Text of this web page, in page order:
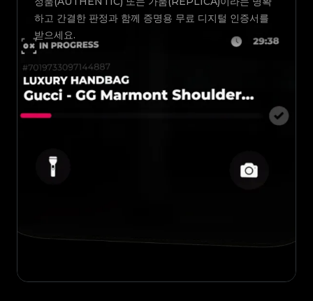
하고 간결한 판정과 함께 증명용 무료 디지털 인증서를
받으세요.